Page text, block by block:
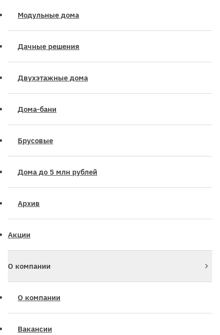
Модульные дома
Дачные решения
Двухэтажные дома
Дома-бани
Брусовые
Дома до 5 млн рублей
Архив
Акции
О компании
О компании
Вакансии